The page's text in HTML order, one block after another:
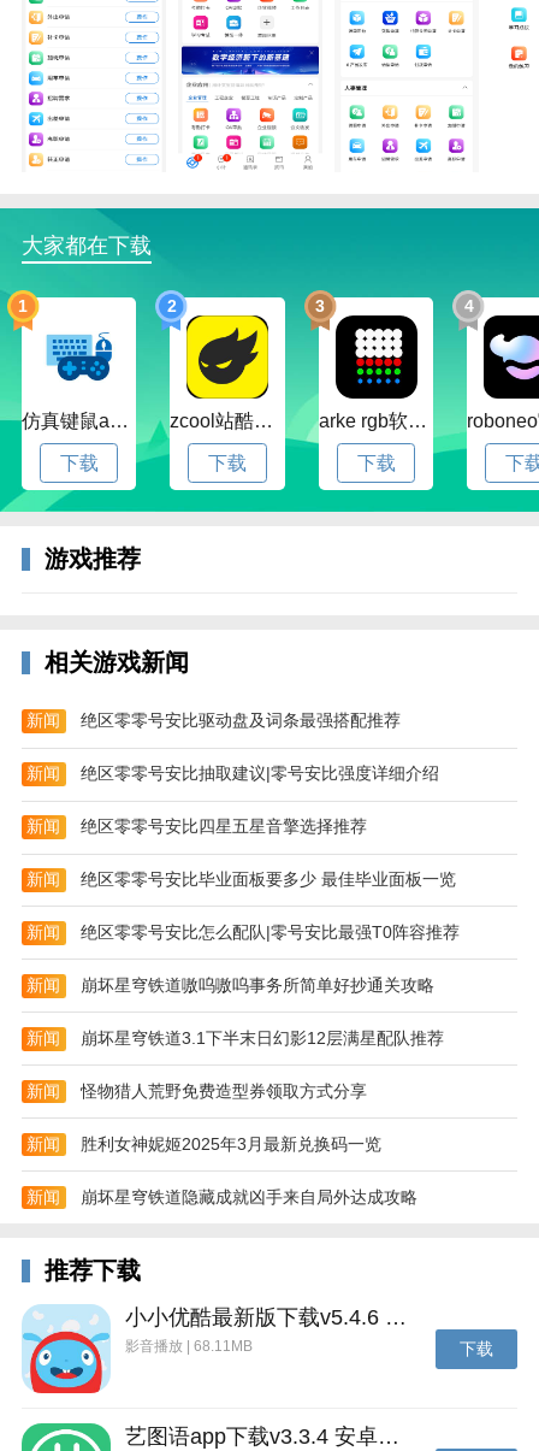
3、通讯录板块提供我的群组管理、全部组织结构查询
及合作伙伴单位信息浏览功能。
大家都在下载
1
仿真键鼠app官方版下载v1.4.3.58 安卓最新版
下载
2
zcool站酷官方版下载v5.15.0 安卓最新版本
下载
3
arke rgb软件下载v20.0 安卓版
下载
4
下
游戏推荐
相关游戏新闻
新闻 绝区零零号安比驱动盘及词条最强搭配推荐
新闻 绝区零零号安比抽取建议|零号安比强度详细介绍
新闻 绝区零零号安比四星五星音擎选择推荐
新闻 绝区零零号安比毕业面板要多少 最佳毕业面板一览
新闻 绝区零零号安比怎么配队|零号安比最强T0阵容推荐
新闻 崩坏星穹铁道嗷呜嗷呜事务所简单好抄通关攻略
新闻 崩坏星穹铁道3.1下半末日幻影12层满星配队推荐
新闻 怪物猎人荒野免费造型券领取方式分享
新闻 胜利女神妮姬2025年3月最新兑换码一览
新闻 崩坏星穹铁道隐藏成就凶手来自局外达成攻略
推荐下载
小小优酷最新版下载v5.4.6 安卓官方版
影音播放 | 68.11MB 下载
艺图语app下载v3.3.4 安卓免费版